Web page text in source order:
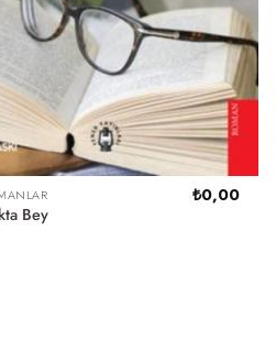
Bey
₺0,00